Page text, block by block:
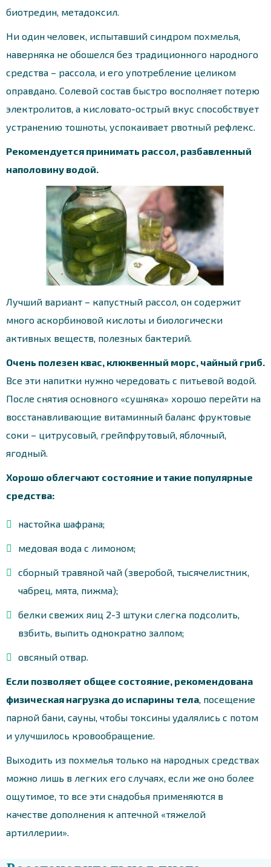
биотредин, метадоксил.
Ни один человек, испытавший синдром похмелья,
наверняка не обошелся без традиционного народного
средства – рассола, и его употребление целиком
оправдано. Солевой состав быстро восполняет потерю
электролитов, а кисловато-острый вкус способствует
устранению тошноты, успокаивает рвотный рефлекс.
Рекомендуется принимать рассол, разбавленный
наполовину водой.
Лучший вариант – капустный рассол, он содержит
много аскорбиновой кислоты и биологически
активных веществ, полезных бактерий.
Очень полезен квас, клюквенный морс, чайный гриб.
Все эти напитки нужно чередовать с питьевой водой.
После снятия основного «сушняка» хорошо перейти на
восстанавливающие витаминный баланс фруктовые
соки – цитрусовый, грейпфрутовый, яблочный,
ягодный.
Хорошо облегчают состояние и такие популярные
средства:
настойка шафрана;
медовая вода с лимоном;
сборный травяной чай (зверобой, тысячелистник,
чабрец, мята, пижма);
белки свежих яиц 2-3 штуки слегка подсолить,
взбить, выпить однократно залпом;
овсяный отвар.
Если позволяет общее состояние, рекомендована
физическая нагрузка до испарины тела , посещение
парной бани, сауны, чтобы токсины удалялись с потом
и улучшилось кровообращение.
Выходить из похмелья только на народных средствах
можно лишь в легких его случаях, если же оно более
ощутимое, то все эти снадобья применяются в
качестве дополнения к аптечной «тяжелой
артиллерии».